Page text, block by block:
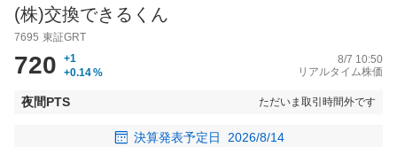
(株)交換できるくん
7695 東証GRT
720
+1
+0.14%
8/7 10:50
リアルタイム株価
夜間PTS ただいま取引時間外です
決算発表予定日 2026/8/14